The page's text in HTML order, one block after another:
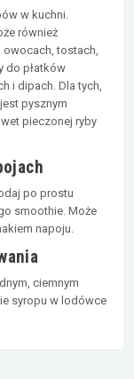
w kuchni.
również
tostach,
do płatków
i dipach. Dla tych,
pysznym
pieczonej ryby
po prostu
smoothie. Może
napoju.
ciemnym
syropu w lodówce